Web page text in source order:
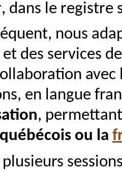
, dans le registre
nous
des services
avec
en langue
,
ou la
plusieurs